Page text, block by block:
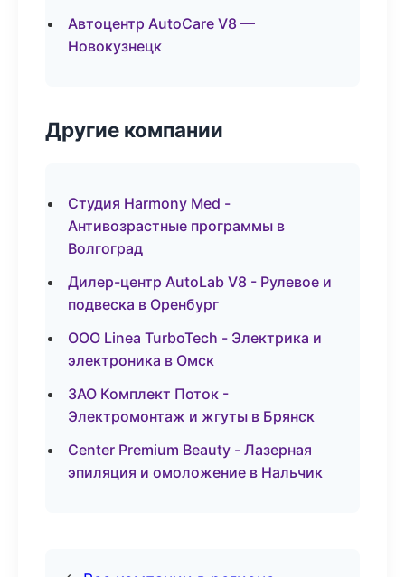
Автоцентр AutoCare V8 —
Новокузнецк
Другие компании
Студия Harmony Med -
Антивозрастные программы в
Волгоград
Дилер-центр AutoLab V8 - Рулевое и
подвеска в Оренбург
ООО Linea TurboTech - Электрика и
электроника в Омск
ЗАО Комплект Поток -
Электромонтаж и жгуты в Брянск
Center Premium Beauty - Лазерная
эпиляция и омоложение в Нальчик